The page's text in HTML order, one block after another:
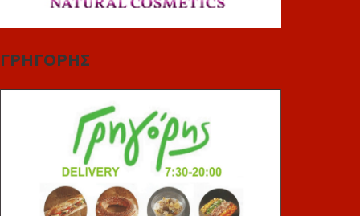
ΓΡΗΓΟΡΗΣ